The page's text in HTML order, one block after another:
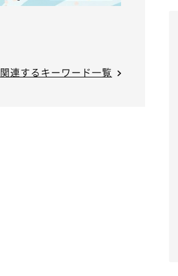
関連するキーワード一覧